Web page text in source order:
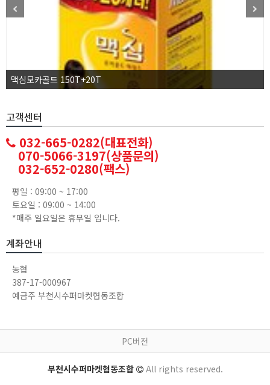
맥심모카골드 150T+20T
고객센터
032-665-0282(대표전화)
070-5066-3197(상품문의)
032-652-0280(팩스)
평일 : 09:00 ~ 17:00
토요일 : 09:00 ~ 14:00
*매주 일요일은 휴무일 입니다.
계좌안내
농협
387-17-000967
예금주 부천시수퍼마켓협동조합
PC버전
부천시수퍼마켓협동조합 All rights reserved.